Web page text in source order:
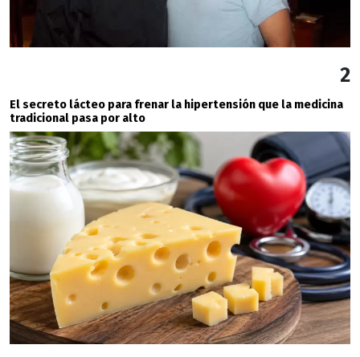
2
El secreto lácteo para frenar la hipertensión que la medicina
tradicional pasa por alto